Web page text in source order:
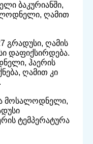
ბაკურიანში,
ღამით
გრადუსი, ღამის
დაფიქსირდება.
ჰაერის
ღამით კი
მოსალოდნელი,
ტემპერატურა